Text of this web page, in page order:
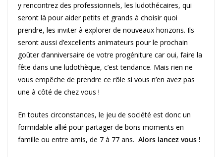
y rencontrez des professionnels, les ludothécaires, qui
seront là pour aider petits et grands à choisir quoi
prendre, les inviter à explorer de nouveaux horizons. Ils
seront aussi d’excellents animateurs pour le prochain
goûter d’anniversaire de votre progéniture car oui, faire la
fête dans une ludothèque, c’est tendance. Mais rien ne
vous empêche de prendre ce rôle si vous n’en avez pas
une à côté de chez vous !
En toutes circonstances, le jeu de société est donc un
formidable allié pour partager de bons moments en
famille ou entre amis, de 7 à 77 ans. Alors lancez vous !